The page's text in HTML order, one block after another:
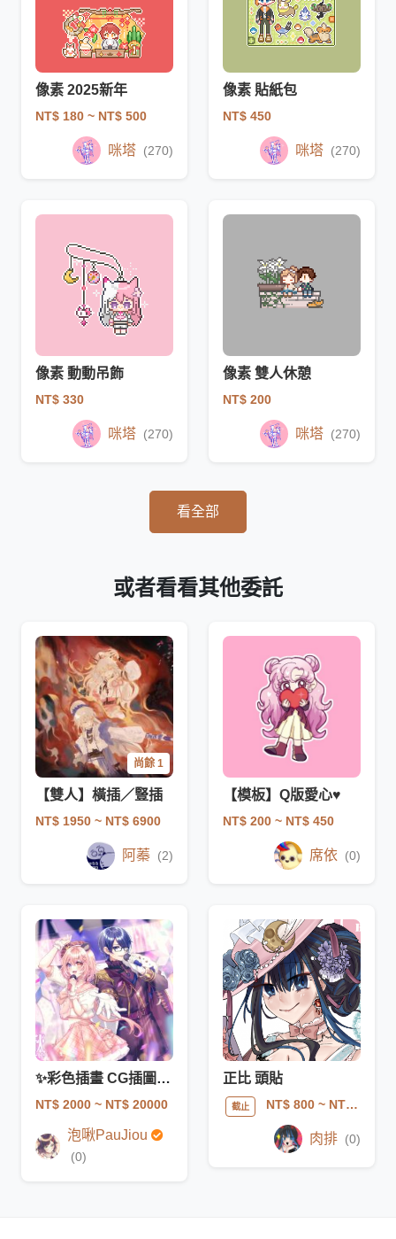
像素 2025新年
NT$ 180 ~ NT$ 500
咪塔 (270)
像素 貼紙包
NT$ 450
咪塔 (270)
像素 動動吊飾
NT$ 330
咪塔 (270)
像素 雙人休憩
NT$ 200
咪塔 (270)
看全部
或者看看其他委託
尚餘 1
【雙人】橫插／豎插
NT$ 1950 ~ NT$ 6900
阿蓁 (2)
【模板】Q版愛心♥
NT$ 200 ~ NT$ 450
席依 (0)
✨彩色插畫 CG插圖 日系 少女 古風 夢向
NT$ 2000 ~ NT$ 20000
泡啾PauJiou
(0)
正比 頭貼
截止 NT$ 800~ NT$ 1600
肉排 (0)